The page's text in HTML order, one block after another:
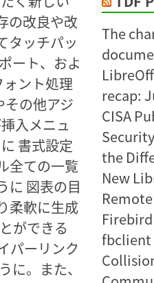
の改良や改
タッチパッ
ート、およ
ォント処理
の他アジ
入メニュ
書式設定
全ての一覧
に 図表の目
柔軟に生成
ができる
パーリンク
。また、
The
recap:
CISA
the
New
Remote
fbclient